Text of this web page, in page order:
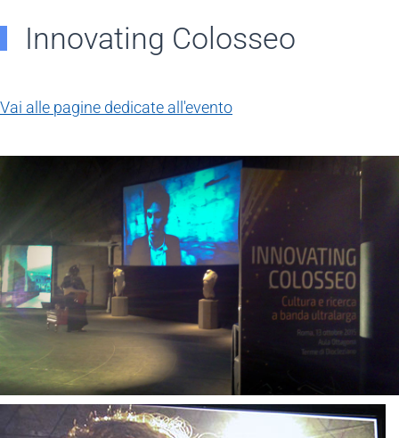
Innovating Colosseo
Vai alle pagine dedicate all'evento